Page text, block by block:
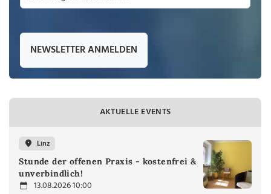
NEWSLETTER ANMELDEN
AKTUELLE EVENTS
Linz
Stunde der offenen Praxis - kostenfrei &
unverbindlich!
13.08.2026 10:00